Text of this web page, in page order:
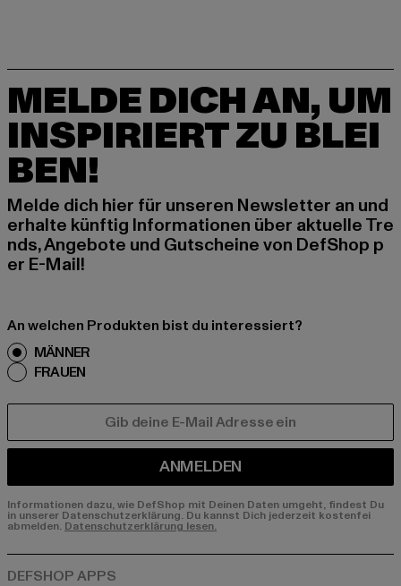
MELDE DICH AN, UM
INSPIRIERT ZU BLEI
BEN!
Melde dich hier für unseren Newsletter an und
erhalte künftig Informationen über aktuelle Tre
nds, Angebote und Gutscheine von DefShop p
er E-Mail!
An welchen Produkten bist du interessiert?
MÄNNER
FRAUEN
ANMELDEN
Informationen dazu, wie DefShop mit Deinen Daten umgeht, findest Du
in unserer Datenschutzerklärung. Du kannst Dich jederzeit kostenfei
abmelden. Datenschutzerklärung lesen.